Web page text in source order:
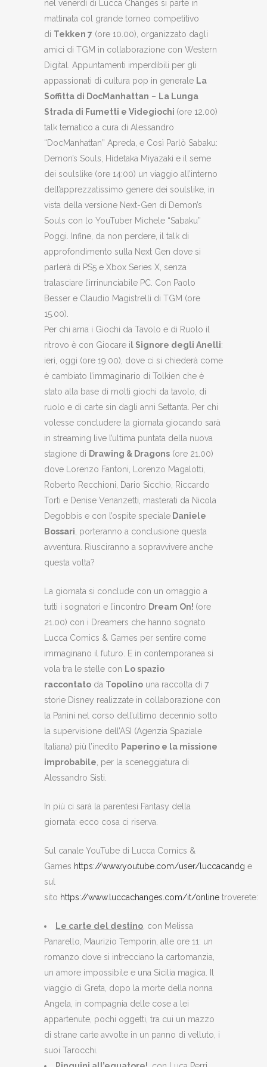
nel venerdì di Lucca Changes si parte in
mattinata col grande torneo competitivo
di Tekken 7 (ore 10.00), organizzato dagli
amici di TGM in collaborazione con Western
Digital. Appuntamenti imperdibili per gli
appassionati di cultura pop in generale La
Soffitta di DocManhattan – La Lunga
Strada di Fumetti e Videgiochi (ore 12.00)
talk tematico a cura di Alessandro
“DocManhattan” Apreda, e Così Parlò Sabaku:
Demon’s Souls, Hidetaka Miyazaki e il seme
dei soulslike (ore 14:00) un viaggio all’interno
dell’apprezzatissimo genere dei soulslike, in
vista della versione Next-Gen di Demon’s
Souls con lo YouTuber Michele “Sabaku”
Poggi. Infine, da non perdere, il talk di
approfondimento sulla Next Gen dove si
parlerà di PS5 e Xbox Series X, senza
tralasciare l’irrinunciabile PC. Con Paolo
Besser e Claudio Magistrelli di TGM (ore
15.00).
Per chi ama i Giochi da Tavolo e di Ruolo il
ritrovo è con Giocare i l Signore degli Anelli:
ieri, oggi (ore 19.00), dove ci si chiederà come
è cambiato l’immaginario di Tolkien che è
stato alla base di molti giochi da tavolo, di
ruolo e di carte sin dagli anni Settanta. Per chi
volesse concludere la giornata giocando sarà
in streaming live l’ultima puntata della nuova
stagione di Drawing & Dragons (ore 21.00)
dove Lorenzo Fantoni, Lorenzo Magalotti,
Roberto Recchioni, Dario Sicchio, Riccardo
Torti e Denise Venanzetti, masterati da Nicola
Degobbis e con l’ospite speciale Daniele
Bossari , porteranno a conclusione questa
avventura. Riusciranno a sopravvivere anche
questa volta?
La giornata si conclude con un omaggio a
tutti i sognatori e l’incontro Dream On! (ore
21.00) con i Dreamers che hanno sognato
Lucca Comics & Games per sentire come
immaginano il futuro. E in contemporanea si
vola tra le stelle con Lo spazio
raccontato da Topolino una raccolta di 7
storie Disney realizzate in collaborazione con
la Panini nel corso dell’ultimo decennio sotto
la supervisione dell’ASI (Agenzia Spaziale
Italiana) più l’inedito Paperino e la missione
improbabile , per la sceneggiatura di
Alessandro Sisti.
In più ci sarà la parentesi Fantasy della
giornata: ecco cosa ci riserva.
Sul canale YouTube di Lucca Comics &
Games https://www.youtube.com/user/luccacandg e
sul
sito https://www.luccachanges.com/it/online troverete:
Le carte del destino , con Melissa
Panarello, Maurizio Temporin, alle ore 11: un
romanzo dove si intrecciano la cartomanzia,
un amore impossibile e una Sicilia magica. Il
viaggio di Greta, dopo la morte della nonna
Angela, in compagnia delle cose a lei
appartenute, pochi oggetti, tra cui un mazzo
di strane carte avvolte in un panno di velluto, i
suoi Tarocchi.